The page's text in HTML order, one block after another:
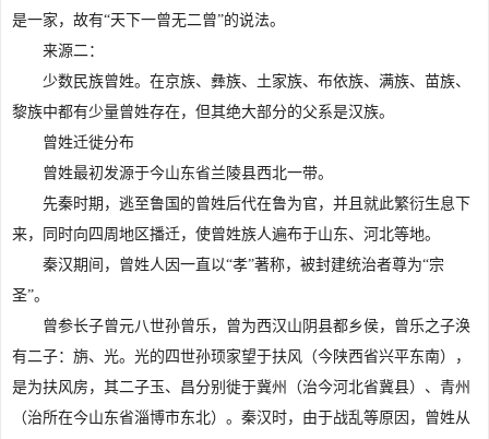
是一家，故有“天下一曾无二曾”的说法。
来源二：
少数民族曾姓。在京族、彝族、土家族、布依族、满族、苗族、
黎族中都有少量曾姓存在，但其绝大部分的父系是汉族。
曾姓迁徙分布
曾姓最初发源于今山东省兰陵县西北一带。
先秦时期，逃至鲁国的曾姓后代在鲁为官，并且就此繁衍生息下
来，同时向四周地区播迁，使曾姓族人遍布于山东、河北等地。
秦汉期间，曾姓人因一直以“孝”著称，被封建统治者尊为“宗
圣”。
曾参长子曾元八世孙曾乐，曾为西汉山阴县都乡侯，曾乐之子涣
有二子：旃、光。光的四世孙顼家望于扶风（今陕西省兴平东南），
是为扶风房，其二子玉、昌分别徙于冀州（治今河北省冀县）、青州
（治所在今山东省淄博市东北）。秦汉时，由于战乱等原因，曾姓从